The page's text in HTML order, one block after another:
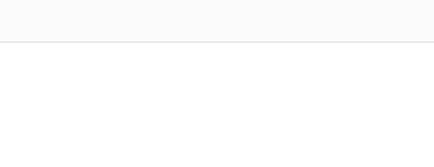
साइकिल चलाकर इलाज कराने अस्पताल पहुंचे 65 साल के बुजुर्ग